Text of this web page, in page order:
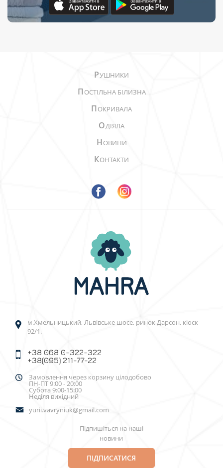
РУШНИКИ
ПОСТІЛЬНА БІЛИЗНА
ПОКРИВАЛА
ОДІЯЛА
НОВИНИ
КОНТАКТИ
м.Хмельницький, Львівське шосе, ринок Дарсон, кіоск
92/1.
+38 068 0-322-322
+38(095) 211-77-22
Замовлення через корзину цілодобово
ПН-ПТ 9:00 - 20:00
Субота 9:00-15:00
Неділя вихідний
yurii.vavryniuk@gmail.com
Підпишіться на наші
новини
ПІДПИСАТИСЯ